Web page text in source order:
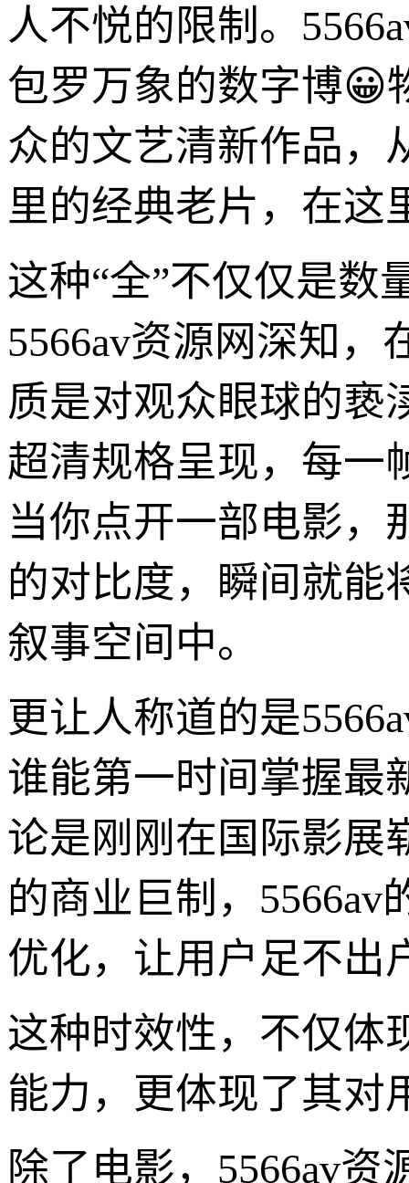
人不悦的限制。
包罗万象的数字博😀
众的文艺清新作品，
里的经典老片，在这
这种“全”不仅仅是数
5566av资源网深知
质是对观众眼球的亵
超清规格呈现，每一
当你点开一部电影，
的对比度，瞬间就能
叙事空间中。
更让人称道的是
谁能第一时间掌握最
论是刚刚在国际影展
的商业巨制，
优化，让用户足不出
这种时效性，不仅体
能力，更体现了其对
除了电影，5566av